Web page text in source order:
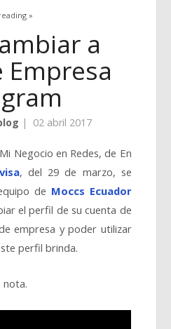
»
a
Empresa
| 02 abril 2017
Negocio en Redes, de En
, del 29 de marzo, se
de Moccs Ecuador
el perfil de su cuenta de
empresa y poder utilizar
perfil brinda.
nota.